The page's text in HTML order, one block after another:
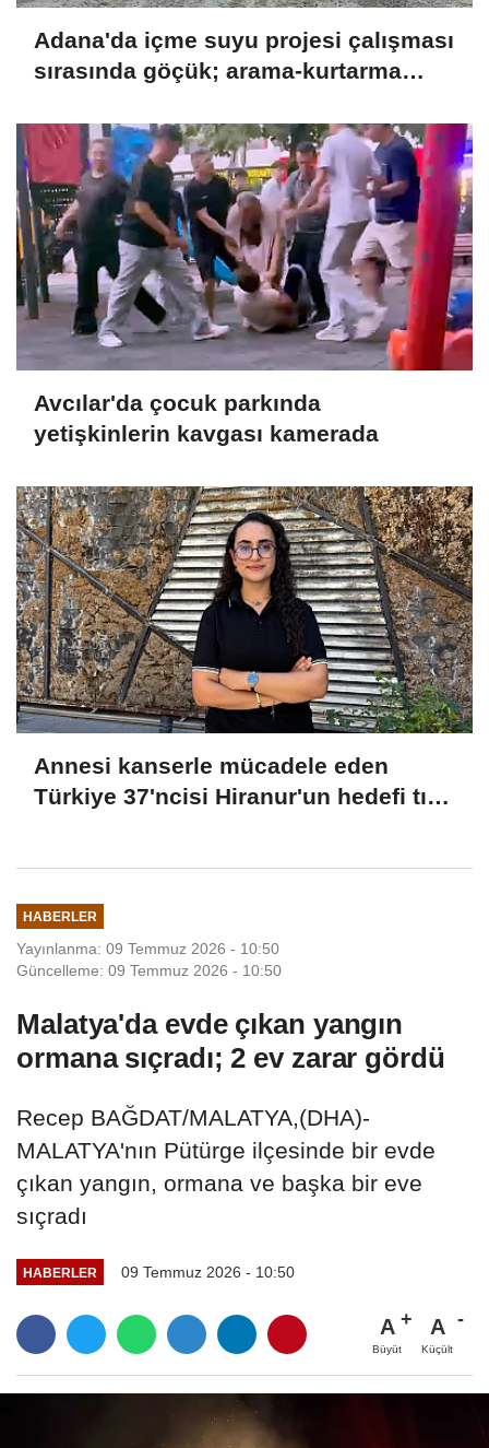
Adana'da içme suyu projesi çalışması
sırasında göçük; arama-kurtarma
Avcılar'da çocuk parkında
yetişkinlerin kavgası kamerada
Annesi kanserle mücadele eden
Türkiye 37'ncisi Hiranur'un hedefi tıp
HABERLER
Yayınlanma: 09 Temmuz 2026 - 10:50
Güncelleme: 09 Temmuz 2026 - 10:50
Malatya'da evde çıkan yangın
ormana sıçradı; 2 ev zarar gördü
Recep BAĞDAT/MALATYA,(DHA)-
MALATYA'nın Pütürge ilçesinde bir evde
çıkan yangın, ormana ve başka bir eve
sıçradı
HABERLER 09 Temmuz 2026 - 10:50
A
Büyüt
A
Küçült